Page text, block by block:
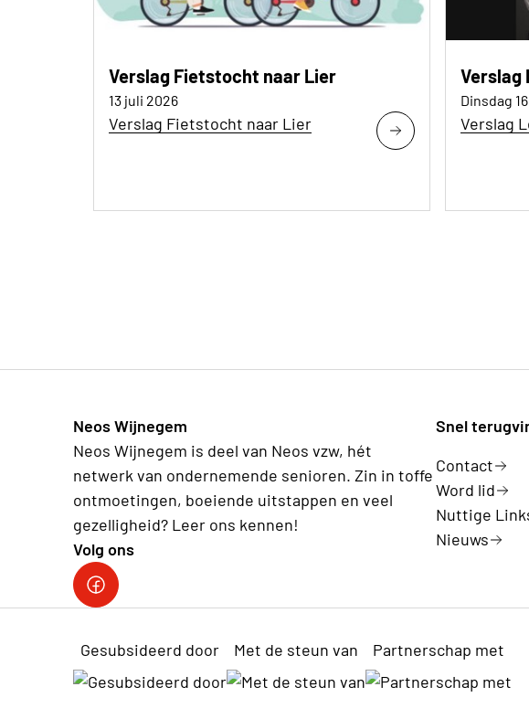
Verslag Fietstocht naar Lier
13 juli 2026
Verslag Fietstocht naar Lier
Verslag
Dinsdag
Verslag
Neos Wijnegem
Neos Wijnegem is deel van Neos vzw, hét
netwerk van ondernemende senioren. Zin in toffe
ontmoetingen, boeiende uitstappen en veel
gezelligheid? Leer ons kennen!
Volg ons
Facebook Neos Wijnegem
Snel
Contact
Word lid
Nuttige
Nieuws
Gesubsideerd door Met de steun van Partnerschap met